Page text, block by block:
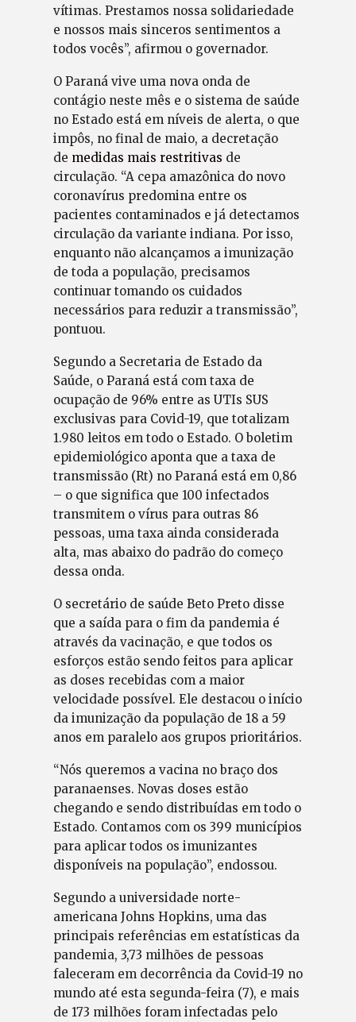
vítimas. Prestamos nossa solidariedade
e nossos mais sinceros sentimentos a
todos vocês”, afirmou o governador.
O Paraná vive uma nova onda de
contágio neste mês e o sistema de saúde
no Estado está em níveis de alerta, o que
impôs, no final de maio, a decretação
de medidas mais restritivas de
circulação. “A cepa amazônica do novo
coronavírus predomina entre os
pacientes contaminados e já detectamos
circulação da variante indiana. Por isso,
enquanto não alcançamos a imunização
de toda a população, precisamos
continuar tomando os cuidados
necessários para reduzir a transmissão”,
pontuou.
Segundo a Secretaria de Estado da
Saúde, o Paraná está com taxa de
ocupação de 96% entre as UTIs SUS
exclusivas para Covid-19, que totalizam
1.980 leitos em todo o Estado. O boletim
epidemiológico aponta que a taxa de
transmissão (Rt) no Paraná está em 0,86
– o que significa que 100 infectados
transmitem o vírus para outras 86
pessoas, uma taxa ainda considerada
alta, mas abaixo do padrão do começo
dessa onda.
O secretário de saúde Beto Preto disse
que a saída para o fim da pandemia é
através da vacinação, e que todos os
esforços estão sendo feitos para aplicar
as doses recebidas com a maior
velocidade possível. Ele destacou o início
da imunização da população de 18 a 59
anos em paralelo aos grupos prioritários.
“Nós queremos a vacina no braço dos
paranaenses. Novas doses estão
chegando e sendo distribuídas em todo o
Estado. Contamos com os 399 municípios
para aplicar todos os imunizantes
disponíveis na população”, endossou.
Segundo a universidade norte-
americana Johns Hopkins, uma das
principais referências em estatísticas da
pandemia, 3,73 milhões de pessoas
faleceram em decorrência da Covid-19 no
mundo até esta segunda-feira (7), e mais
de 173 milhões foram infectadas pelo